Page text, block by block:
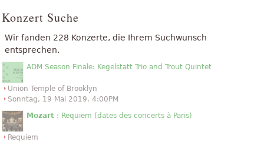
Konzert Suche
Wir fanden 228 Konzerte, die Ihrem Suchwunsch
entsprechen.
ADM Season Finale: Kegelstatt Trio and Trout Quintet
Union Temple of Brooklyn
Sonntag, 19 Mai 2019, 4:00PM
Mozart : Requiem (dates des concerts à Paris)
Requiem